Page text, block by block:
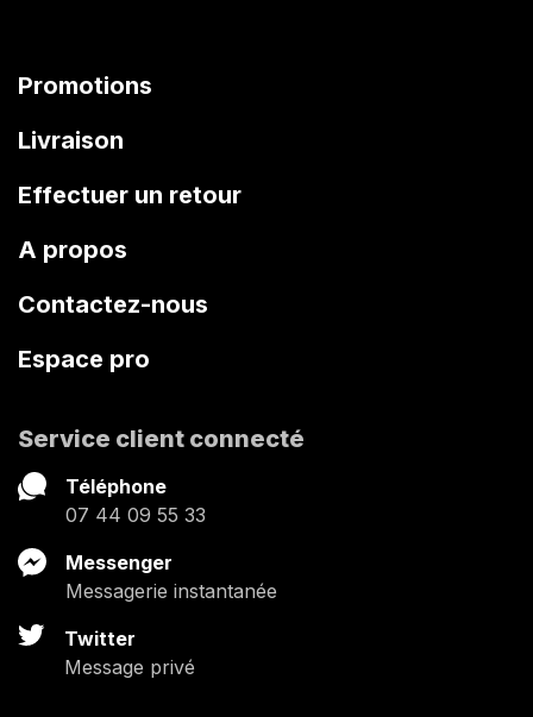
Promotions
Livraison
Effectuer un retour
A propos
Contactez-nous
Espace pro
Service client connecté
Téléphone
07 44 09 55 33
Messenger
Messagerie instantanée
Twitter
Message privé